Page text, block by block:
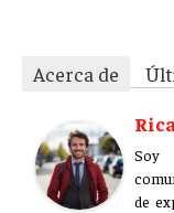
Acerca de
Soy
de